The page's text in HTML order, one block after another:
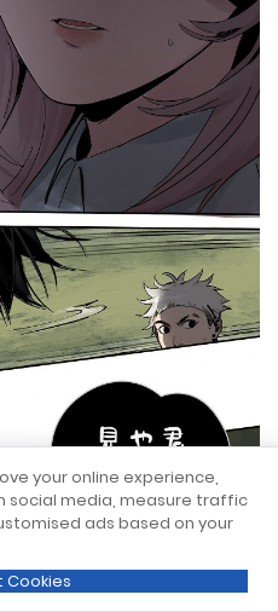
your online experience,
social media, measure traffic
ads based on your